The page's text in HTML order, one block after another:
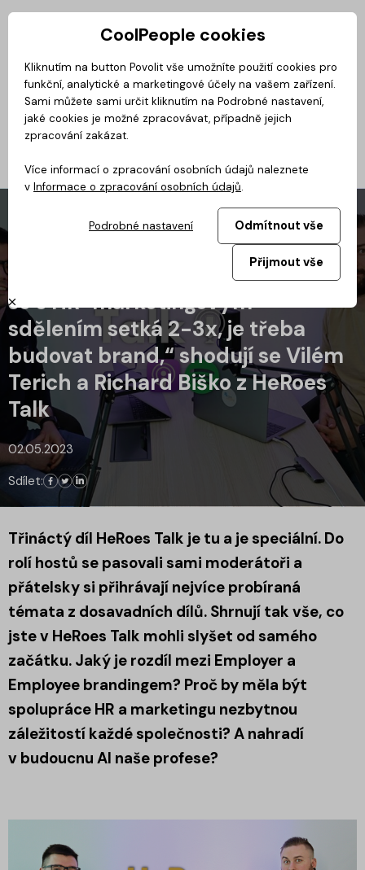
Privátní zóna
Magazín BusinessClass CoolMovie CoolDialog Podcast
„Kandidát se přihlásí až potom, co
se s HR-marketingovým
sdělením setká 2-3x, je třeba
budovat brand,“ shodují se Vilém
Terich a Richard Biško z HeRoes
Talk
02.05.2023
Sdílet:
Třináctý díl HeRoes Talk je tu a je speciální. Do
rolí hostů se pasovali sami moderátoři a
přátelsky si přihrávají nejvíce probíraná
témata z dosavadních dílů. Shrnují tak vše, co
jste v HeRoes Talk mohli slyšet od samého
začátku. Jaký je rozdíl mezi Employer a
Employee brandingem? Proč by měla být
spolupráce HR a marketingu nezbytnou
záležitostí každé společnosti? A nahradí
v budoucnu AI naše profese?
CoolPeople cookies
Kliknutím na button Povolit vše umožníte použití cookies pro
funkční, analytické a marketingové účely na vašem zařízení.
Sami můžete sami určit kliknutím na Podrobné nastavení,
jaké cookies je možné zpracovávat, případně jejich
zpracování zakázat.
Více informací o zpracování osobních údajů naleznete
v Informace o zpracování osobních údajů.
Podrobné nastavení Odmítnout vše
Přijmout vše